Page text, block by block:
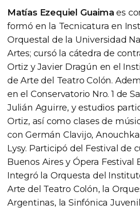
Matías Ezequiel Guaima es
formó en la Tecnicatura en
Orquestal de la Universidad
Artes; cursó la cátedra de
Ortiz y Javier Dragún en el
de Arte del Teatro Colón.
en el Conservatorio Nro. 1 de
Julián Aguirre, y estudios
Ortiz, así como clases de
con Germán Clavijo,
Lysy. Participó del Festival de
Buenos Aires y Ópera Festival
Integró la Orquesta del
Arte del Teatro Colón, la
Argentinas, la Sinfónica